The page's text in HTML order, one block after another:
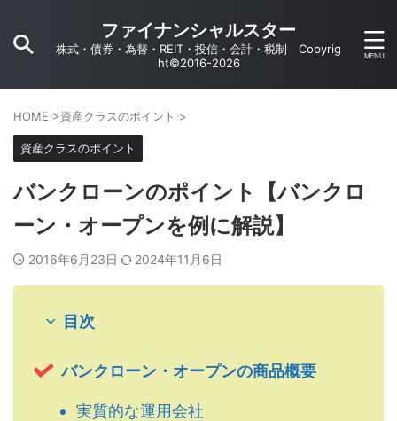
ファイナンシャルスター
株式・債券・為替・REIT・投信・会計・税制 Copyrig
ht©2016-2026
HOME >資産クラスのポイント >
資産クラスのポイント
バンクローンのポイント【バンクロ
ーン・オープンを例に解説】
2016年6月23日 2024年11月6日
目次
バンクローン・オープンの商品概要
実質的な運用会社